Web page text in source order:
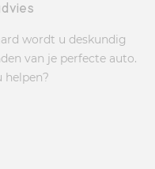
wordt u deskundig
van je perfecte auto.
helpen?